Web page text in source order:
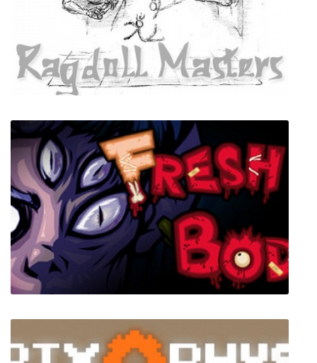
Glass Masquerade
Ragdoll Masters